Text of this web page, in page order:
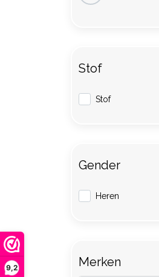
9,2
Stof
Stof
Gender
Heren
Merken